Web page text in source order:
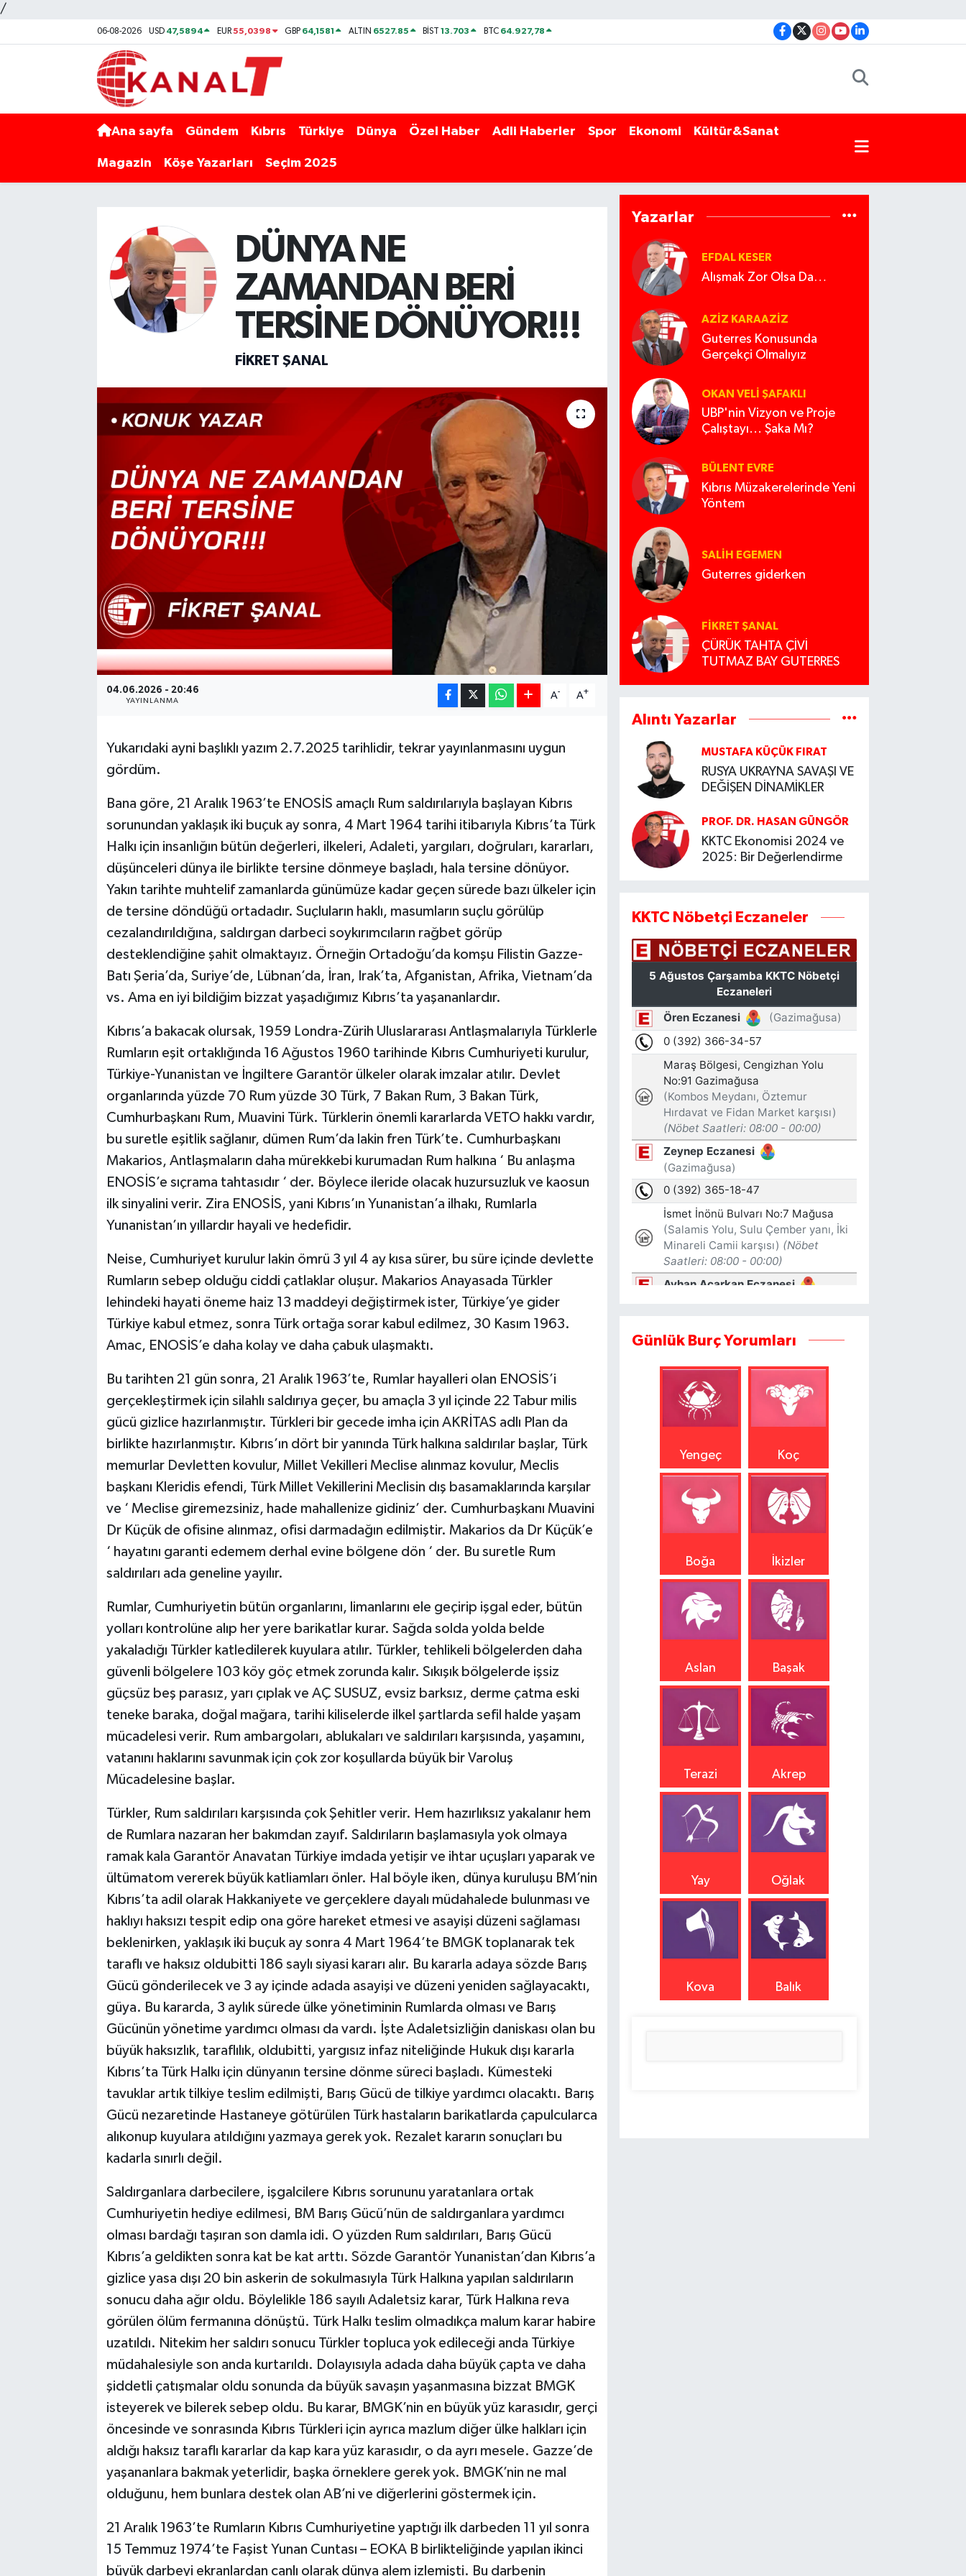
/
06-08-2026 USD 47,5894 EUR55,0398 GBP 64,1581 ALTIN 6527.85 BİST13.703 BTC 64.927,78
Ana sayfa Gündem Kıbrıs Türkiye Dünya Özel Haber Adli Haberler Spor Ekonomi Kültür&Sanat
Magazin Köşe Yazarları Seçim 2025
DÜNYA NE
ZAMANDAN BERİ
TERSİNE DÖNÜYOR!!!
FIKRET ŞANAL
04.06.2026 - 20:46
YAYINLANMA
A- A+
Yukarıdaki ayni başlıklı yazım 2.7.2025 tarihlidir, tekrar yayınlanmasını uygun
gördüm.
Bana göre, 21 Aralık 1963’te ENOSİS amaçlı Rum saldırılarıyla başlayan Kıbrıs
sorunundan yaklaşık iki buçuk ay sonra, 4 Mart 1964 tarihi itibarıyla Kıbrıs’ta Türk
Halkı için insanlığın bütün değerleri, ilkeleri, Adaleti, yargıları, doğruları, kararları,
düşünceleri dünya ile birlikte tersine dönmeye başladı, hala tersine dönüyor.
Yakın tarihte muhtelif zamanlarda günümüze kadar geçen sürede bazı ülkeler için
de tersine döndüğü ortadadır. Suçluların haklı, masumların suçlu görülüp
cezalandırıldığına, saldırgan darbeci soykırımcıların rağbet görüp
desteklendiğine şahit olmaktayız. Örneğin Ortadoğu’da komşu Filistin Gazze-
Batı Şeria’da, Suriye’de, Lübnan’da, İran, Irak’ta, Afganistan, Afrika, Vietnam’da
vs. Ama en iyi bildiğim bizzat yaşadığımız Kıbrıs’ta yaşananlardır.
Kıbrıs’a bakacak olursak, 1959 Londra-Zürih Uluslararası Antlaşmalarıyla Türklerle
Rumların eşit ortaklığında 16 Ağustos 1960 tarihinde Kıbrıs Cumhuriyeti kurulur,
Türkiye-Yunanistan ve İngiltere Garantör ülkeler olarak imzalar atılır. Devlet
organlarında yüzde 70 Rum yüzde 30 Türk, 7 Bakan Rum, 3 Bakan Türk,
Cumhurbaşkanı Rum, Muavini Türk. Türklerin önemli kararlarda VETO hakkı vardır,
bu suretle eşitlik sağlanır, dümen Rum’da lakin fren Türk’te. Cumhurbaşkanı
Makarios, Antlaşmaların daha mürekkebi kurumadan Rum halkına ‘ Bu anlaşma
ENOSİS’e sıçrama tahtasıdır ‘ der. Böylece ileride olacak huzursuzluk ve kaosun
ilk sinyalini verir. Zira ENOSİS, yani Kıbrıs’ın Yunanistan’a ilhakı, Rumlarla
Yunanistan’ın yıllardır hayali ve hedefidir.
Neise, Cumhuriyet kurulur lakin ömrü 3 yıl 4 ay kısa sürer, bu süre içinde devlette
Rumların sebep olduğu ciddi çatlaklar oluşur. Makarios Anayasada Türkler
lehindeki hayati öneme haiz 13 maddeyi değiştirmek ister, Türkiye’ye gider
Türkiye kabul etmez, sonra Türk ortağa sorar kabul edilmez, 30 Kasım 1963.
Amac, ENOSİS’e daha kolay ve daha çabuk ulaşmaktı.
Bu tarihten 21 gün sonra, 21 Aralık 1963’te, Rumlar hayalleri olan ENOSİS’i
gerçekleştirmek için silahlı saldırıya geçer, bu amaçla 3 yıl içinde 22 Tabur milis
gücü gizlice hazırlanmıştır. Türkleri bir gecede imha için AKRİTAS adlı Plan da
birlikte hazırlanmıştır. Kıbrıs’ın dört bir yanında Türk halkına saldırılar başlar, Türk
memurlar Devletten kovulur, Millet Vekilleri Meclise alınmaz kovulur, Meclis
başkanı Kleridis efendi, Türk Millet Vekillerini Meclisin dış basamaklarında karşılar
ve ‘ Meclise giremezsiniz, hade mahallenize gidiniz’ der. Cumhurbaşkanı Muavini
Dr Küçük de ofisine alınmaz, ofisi darmadağın edilmiştir. Makarios da Dr Küçük’e
‘ hayatını garanti edemem derhal evine bölgene dön ‘ der. Bu suretle Rum
saldırıları ada geneline yayılır.
Rumlar, Cumhuriyetin bütün organlarını, limanlarını ele geçirip işgal eder, bütün
yolları kontrolüne alıp her yere barikatlar kurar. Sağda solda yolda belde
yakaladığı Türkler katledilerek kuyulara atılır. Türkler, tehlikeli bölgelerden daha
güvenli bölgelere 103 köy göç etmek zorunda kalır. Sıkışık bölgelerde işsiz
güçsüz beş parasız, yarı çıplak ve AÇ SUSUZ, evsiz barksız, derme çatma eski
teneke baraka, doğal mağara, tarihi kiliselerde ilkel şartlarda sefil halde yaşam
mücadelesi verir. Rum ambargoları, ablukaları ve saldırıları karşısında, yaşamını,
vatanını haklarını savunmak için çok zor koşullarda büyük bir Varoluş
Mücadelesine başlar.
Türkler, Rum saldırıları karşısında çok Şehitler verir. Hem hazırlıksız yakalanır hem
de Rumlara nazaran her bakımdan zayıf. Saldırıların başlamasıyla yok olmaya
ramak kala Garantör Anavatan Türkiye imdada yetişir ve ihtar uçuşları yaparak ve
ültümatom vererek büyük katliamları önler. Hal böyle iken, dünya kuruluşu BM’nin
Kıbrıs’ta adil olarak Hakkaniyete ve gerçeklere dayalı müdahalede bulunması ve
haklıyı haksızı tespit edip ona göre hareket etmesi ve asayişi düzeni sağlaması
beklenirken, yaklaşık iki buçuk ay sonra 4 Mart 1964’te BMGK toplanarak tek
taraflı ve haksız oldubitti 186 saylı siyasi kararı alır. Bu kararla adaya sözde Barış
Gücü gönderilecek ve 3 ay içinde adada asayişi ve düzeni yeniden sağlayacaktı,
güya. Bu kararda, 3 aylık sürede ülke yönetiminin Rumlarda olması ve Barış
Gücünün yönetime yardımcı olması da vardı. İşte Adaletsizliğin daniskası olan bu
büyük haksızlık, taraflılık, oldubitti, yargısız infaz niteliğinde Hukuk dışı kararla
Kıbrıs’ta Türk Halkı için dünyanın tersine dönme süreci başladı. Kümesteki
tavuklar artık tilkiye teslim edilmişti, Barış Gücü de tilkiye yardımcı olacaktı. Barış
Gücü nezaretinde Hastaneye götürülen Türk hastaların barikatlarda çapulcularca
alıkonup kuyulara atıldığını yazmaya gerek yok. Rezalet kararın sonuçları bu
kadarla sınırlı değil.
Saldırganlara darbecilere, işgalcilere Kıbrıs sorununu yaratanlara ortak
Cumhuriyetin hediye edilmesi, BM Barış Gücü’nün de saldırganlara yardımcı
olması bardağı taşıran son damla idi. O yüzden Rum saldırıları, Barış Gücü
Kıbrıs’a geldikten sonra kat be kat arttı. Sözde Garantör Yunanistan’dan Kıbrıs’a
gizlice yasa dışı 20 bin askerin de sokulmasıyla Türk Halkına yapılan saldırıların
sonucu daha ağır oldu. Böylelikle 186 sayılı Adaletsiz karar, Türk Halkına reva
görülen ölüm fermanına dönüştü. Türk Halkı teslim olmadıkça malum karar habire
uzatıldı. Nitekim her saldırı sonucu Türkler topluca yok edileceği anda Türkiye
müdahalesiyle son anda kurtarıldı. Dolayısıyla adada daha büyük çapta ve daha
şiddetli çatışmalar oldu sonunda da büyük savaşın yaşanmasına bizzat BMGK
isteyerek ve bilerek sebep oldu. Bu karar, BMGK’nin en büyük yüz karasıdır, gerçi
öncesinde ve sonrasında Kıbrıs Türkleri için ayrıca mazlum diğer ülke halkları için
aldığı haksız taraflı kararlar da kap kara yüz karasıdır, o da ayrı mesele. Gazze’de
yaşananlara bakmak yeterlidir, başka örneklere gerek yok. BMGK’nin ne mal
olduğunu, hem bunlara destek olan AB’ni ve diğerlerini göstermek için.
21 Aralık 1963’te Rumların Kıbrıs Cumhuriyetine yaptığı ilk darbeden 11 yıl sonra
15 Temmuz 1974’te Faşist Yunan Cuntası – EOKA B birlikteliğinde yapılan ikinci
büyük darbeyi ekranlardan canlı olarak dünya alem izlemişti. Bu darbenin
Yazarlar
EFDAL KESER
Alışmak Zor Olsa Da…
AZIZ KARAAZIZ
Guterres Konusunda
Gerçekçi Olmalıyız
OKAN VELI ŞAFAKLI
UBP'nin Vizyon ve Proje
Çalıştayı... Şaka Mı?
BÜLENT EVRE
Kıbrıs Müzakerelerinde Yeni
Yöntem
SALIH EGEMEN
Guterres giderken
FIKRET ŞANAL
ÇÜRÜK TAHTA ÇİVİ
TUTMAZ BAY GUTERRES
Alıntı Yazarlar
MUSTAFA KÜÇÜK FIRAT
RUSYA UKRAYNA SAVAŞI VE
DEĞİŞEN DİNAMİKLER
PROF. DR. HASAN GÜNGÖR
KKTC Ekonomisi 2024 ve
2025: Bir Değerlendirme
KKTC Nöbetçi Eczaneler
Günlük Burç Yorumları
Yengeç Koç
Boğa İkizler
Aslan Başak
Terazi Akrep
Yay Oğlak
Kova Balık